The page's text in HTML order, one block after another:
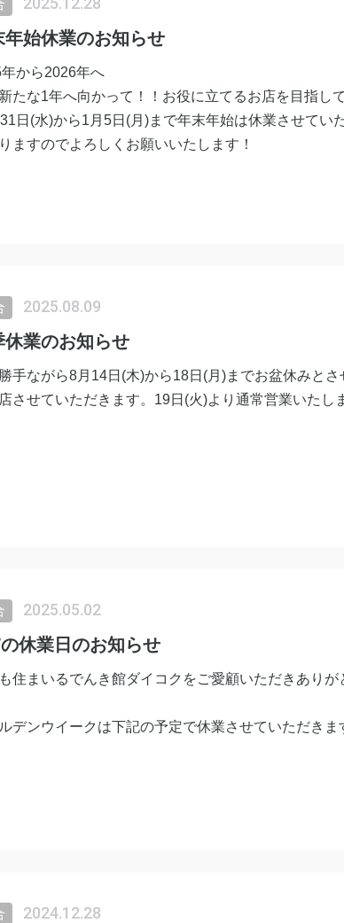
年始休業のお知らせ
から2026年へ
たな1年へ向かって！！お役に立てるお店を目指し
日(水)から1月5日(月)まで年末年始は休業させてい
ますのでよろしくお願いいたします！
2025.08.09
休業のお知らせ
手ながら8月14日(木)から18日(月)までお盆休みと
させていただきます。19日(火)より通常営業いたし
2025.05.02
休業日のお知らせ
住まいるでんき館ダイコクをご愛顧いただきありが
デンウイークは下記の予定で休業させていただきま
2024.12.28